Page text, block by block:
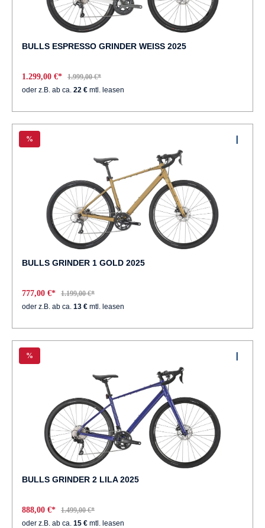
BULLS ESPRESSO GRINDER WEISS 2025
1.299,00 €*
1.999,00 €*
oder z.B. ab ca. 22 € mtl. leasen
%
BULLS GRINDER 1 GOLD 2025
777,00 €*
1.199,00 €*
oder z.B. ab ca. 13 € mtl. leasen
%
BULLS GRINDER 2 LILA 2025
888,00 €*
1.499,00 €*
oder z.B. ab ca. 15 € mtl. leasen